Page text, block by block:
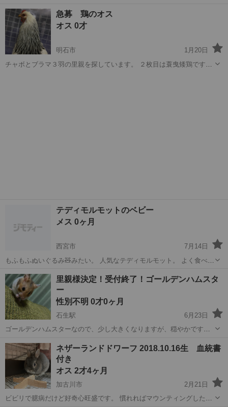
近くを通るだけで、遊んでほしいと騒ぎます。 指をなめてきたり、す
りすりしてくる姿はとても可愛い...
兵庫 神戸市 三ノ宮駅
急募 鶏のオス
オス 0才
明石市
1月20日
チャボとブラマ３羽の里親を探しています。 ２枚目は蓑曳矮鶏です。
テディモルモットのベビー
メス 0ヶ月
西宮市
7月14日
もふもふぬいぐるみ🧸みたい。 人気なテディモルモット。 よく食べよ
牧草もお野菜もよく食べます。 特にお野菜をあげる時間になると、ク
ゥイクゥイ...
兵庫 西宮市 その他 モルモット
里親様決定！受付終了！ゴールデンハムスタ
ー
性別不明 0才0ヶ月
石生駅
6月23日
ゴールデンハムスターなので、少し大きくなりますが、穏やかですご
ります。 良好 詳細はメールにてお答えします。
兵庫 丹波市 石生駅 その他 ゴールデンハムスター
ネザーランドドワーフ 2018.10.16生 血統書
付き
オス 2才4ヶ月
加古川市
2月21日
ビビリで臆病だけど好奇心旺盛です。 慣れればマウンティングしたり